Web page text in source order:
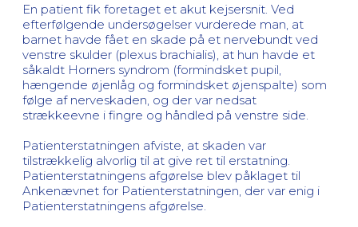
En patient fik foretaget et akut kejsersnit. Ved
efterfølgende undersøgelser vurderede man, at
barnet havde fået en skade på et nervebundt ved
venstre skulder (plexus brachialis), at hun havde et
såkaldt Horners syndrom (formindsket pupil,
hængende øjenlåg og formindsket øjenspalte) som
følge af nerveskaden, og der var nedsat
strækkeevne i fingre og håndled på venstre side.
Patienterstatningen afviste, at skaden var
tilstrækkelig alvorlig til at give ret til erstatning.
Patienterstatningens afgørelse blev påklaget til
Ankenævnet for Patienterstatningen, der var enig i
Patienterstatningens afgørelse.